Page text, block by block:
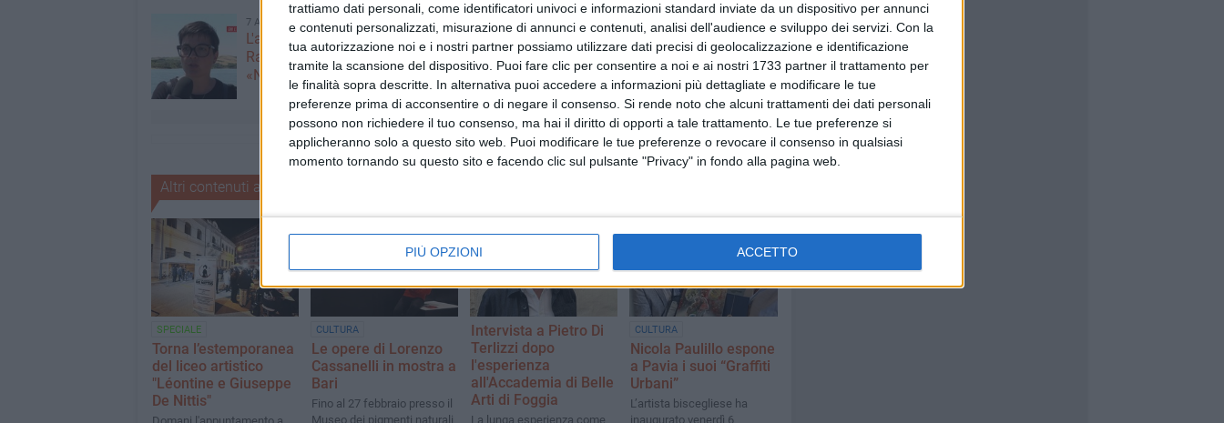
trattiamo dati personali, come identificatori univoci e informazioni standard inviate da un dispositivo per annunci
e contenuti personalizzati, misurazione di annunci e contenuti, analisi dell'audience e sviluppo dei servizi. Con la
tua autorizzazione noi e i nostri partner possiamo utilizzare dati precisi di geolocalizzazione e identificazione
tramite la scansione del dispositivo. Puoi fare clic per consentire a noi e ai nostri 1733 partner il trattamento per
le finalità sopra descritte. In alternativa puoi accedere a informazioni più dettagliate e modificare le tue
preferenze prima di acconsentire o di negare il consenso. Si rende noto che alcuni trattamenti dei dati personali
possono non richiedere il tuo consenso, ma hai il diritto di opporti a tale trattamento. Le tue preferenze si
applicheranno solo a questo sito web. Puoi modificare le tue preferenze o revocare il consenso in qualsiasi
momento tornando su questo sito e facendo clic sul pulsante "Privacy" in fondo alla pagina web.
PIÙ OPZIONI ACCETTO
7 AGOSTO 2026
L'appello della moglie di Mino
Racanati alla ministra Roccella:
«Non dimenticatelo»
7 AGOSTO 2026
Festa patronale, il programma
completo di venerdì 7 agosto
Altri contenuti a tema
SPECIALE
Torna l’estemporanea
del liceo artistico
"Léontine e Giuseppe
De Nittis"
CULTURA
Le opere di Lorenzo
Cassanelli in mostra a
Bari
Fino al 27 febbraio presso il
Museo dei pigmenti naturali
Intervista a Pietro Di
Terlizzi dopo
l'esperienza
all'Accademia di Belle
Arti di Foggia
La lunga esperienza come
CULTURA
Nicola Paulillo espone
a Pavia i suoi “Graffiti
Urbani”
L’artista biscegliese ha
inaugurato venerdì 6